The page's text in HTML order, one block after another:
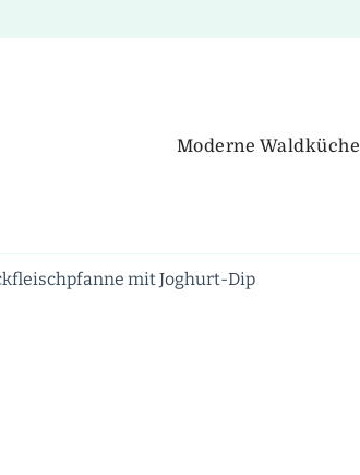
Moderne Waldküche
mit Joghurt-Dip